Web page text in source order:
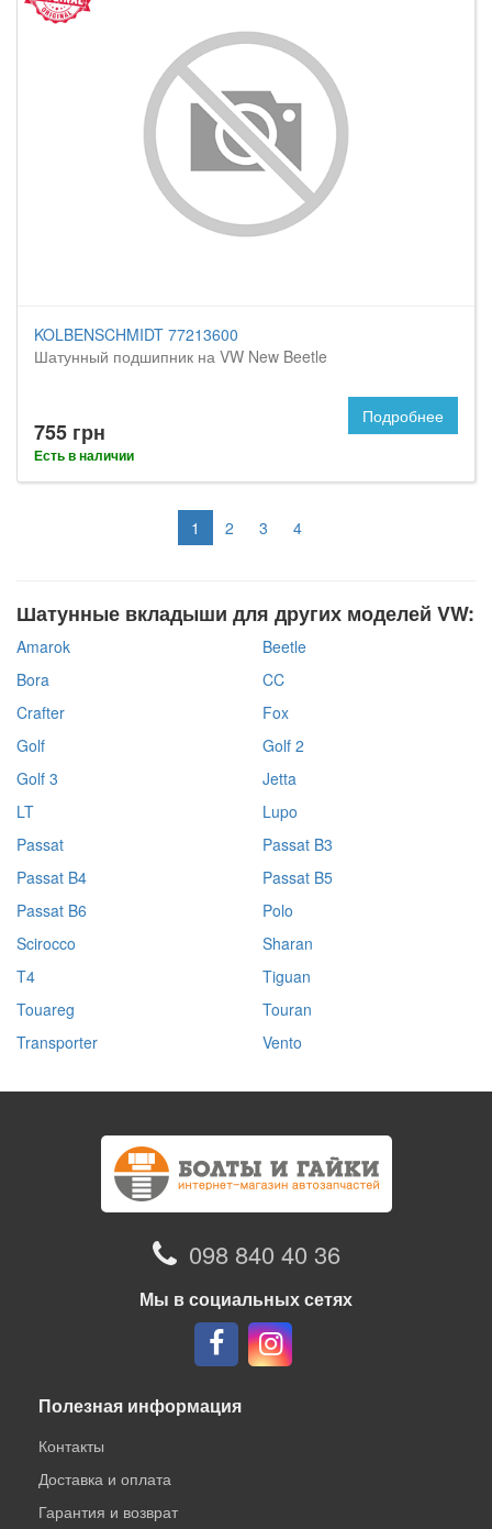
KOLBENSCHMIDT 77213600
Шатунный подшипник на VW New Beetle
755 грн
Есть в наличии
Подробнее
1 2 3 4
Шатунные вкладыши для других моделей VW:
Amarok
Beetle
Bora
CC
Crafter
Fox
Golf
Golf 2
Golf 3
Jetta
LT
Lupo
Passat
Passat B3
Passat B4
Passat B5
Passat B6
Polo
Scirocco
Sharan
T4
Tiguan
Touareg
Touran
Transporter
Vento
098 840 40 36
Мы в социальных сетях
Полезная информация
Контакты
Доставка и оплата
Гарантия и возврат